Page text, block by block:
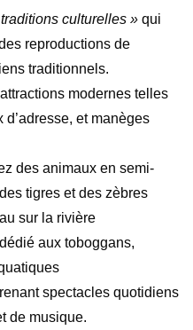
traditions culturelles » qui
reproductions de
traditionnels.
modernes telles
et manèges
des animaux en semi-
tigres et des zèbres
sur la rivière
aux toboggans,
spectacles quotidiens
de musique.